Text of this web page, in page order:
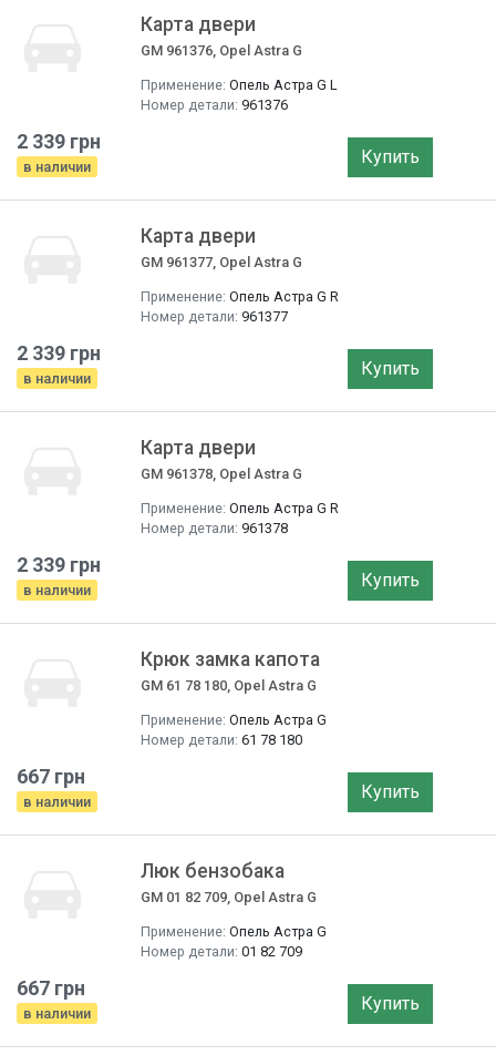
Карта двери
GM 961376, Opel Astra G
Применение: Опель Астра G L
Номер детали: 961376
2 339 грн
в наличии Купить
Карта двери
GM 961377, Opel Astra G
Применение: Опель Астра G R
Номер детали: 961377
2 339 грн
в наличии Купить
Карта двери
GM 961378, Opel Astra G
Применение: Опель Астра G R
Номер детали: 961378
2 339 грн
в наличии Купить
Крюк замка капота
GM 61 78 180, Opel Astra G
Применение: Опель Астра G
Номер детали: 61 78 180
667 грн
в наличии Купить
Люк бензобака
GM 01 82 709, Opel Astra G
Применение: Опель Астра G
Номер детали: 01 82 709
667 грн
в наличии Купить